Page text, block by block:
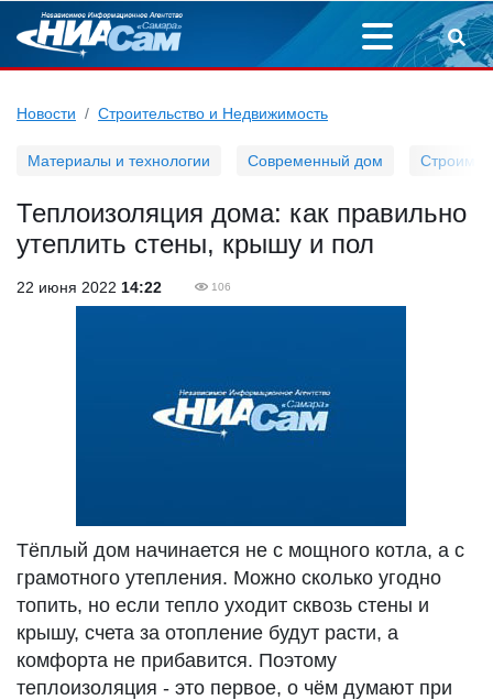
Новости Строительство и Недвижимость
Материалы и технологии Современный дом Строим
Теплоизоляция дома: как правильно
утеплить стены, крышу и пол
22 июня 2022 14:22 106
Тёплый дом начинается не с мощного котла, а с
грамотного утепления. Можно сколько угодно
топить, но если тепло уходит сквозь стены и
крышу, счета за отопление будут расти, а
комфорта не прибавится. Поэтому
теплоизоляция - это первое, о чём думают при